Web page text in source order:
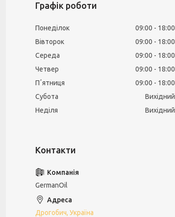
Графік роботи
Понеділок 09:00
18:00
Вівторок
09:00
18:00
Середа
09:00
18:00
Четвер
09:00
18:00
Пʼятниця
09:00
18:00
Субота
Вихідний
Неділя
Вихідний
GermanOil
Дрогобич, Україна